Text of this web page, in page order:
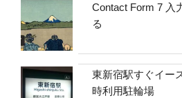
Contact Form 7 入
る
東新宿駅すぐイー
時利用駐輪場